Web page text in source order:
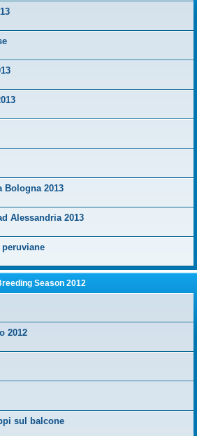
Bologna 2013
Alessandria 2013
Season 2012
2012
sul balcone